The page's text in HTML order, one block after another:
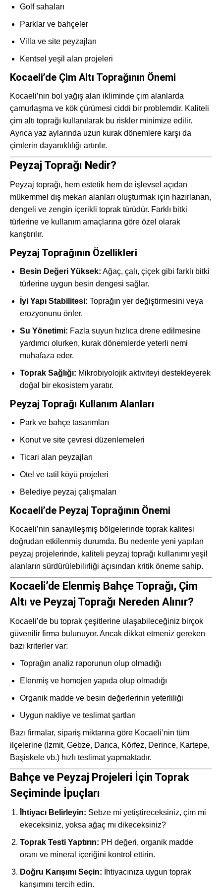
Golf sahaları
Parklar ve bahçeler
Villa ve site peyzajları
Kentsel yeşil alan projeleri
Kocaeli’de Çim Altı Toprağının Önemi
Kocaeli’nin bol yağış alan ikliminde çim alanlarda
çamurlaşma ve kök çürümesi ciddi bir problemdir. Kaliteli
çim altı toprağı kullanılarak bu riskler minimize edilir.
Ayrıca yaz aylarında uzun kurak dönemlere karşı da
çimlerin dayanıklılığı artırılır.
Peyzaj Toprağı Nedir?
Peyzaj toprağı, hem estetik hem de işlevsel açıdan
mükemmel dış mekan alanları oluşturmak için hazırlanan,
dengeli ve zengin içerikli toprak türüdür. Farklı bitki
türlerine ve kullanım amaçlarına göre özel olarak
karıştırılır.
Peyzaj Toprağının Özellikleri
Besin Değeri Yüksek: Ağaç, çalı, çiçek gibi farklı bitki
türlerine uygun besin dengesi sağlar.
İyi Yapı Stabilitesi: Toprağın yer değiştirmesini veya
erozyonunu önler.
Su Yönetimi: Fazla suyun hızlıca drene edilmesine
yardımcı olurken, kurak dönemlerde yeterli nemi
muhafaza eder.
Toprak Sağlığı: Mikrobiyolojik aktiviteyi destekleyerek
doğal bir ekosistem yaratır.
Peyzaj Toprağı Kullanım Alanları
Park ve bahçe tasarımları
Konut ve site çevresi düzenlemeleri
Ticari alan peyzajları
Otel ve tatil köyü projeleri
Belediye peyzaj çalışmaları
Kocaeli’de Peyzaj Toprağının Önemi
Kocaeli’nin sanayileşmiş bölgelerinde toprak kalitesi
doğrudan etkilenmiş durumda. Bu nedenle yeni yapılan
peyzaj projelerinde, kaliteli peyzaj toprağı kullanımı yeşil
alanların sürdürülebilirliği açısından kritik öneme sahip.
Kocaeli’de Elenmiş Bahçe Toprağı, Çim
Altı ve Peyzaj Toprağı Nereden Alınır?
Kocaeli’de bu toprak çeşitlerine ulaşabileceğiniz birçok
güvenilir firma bulunuyor. Ancak dikkat etmeniz gereken
bazı kriterler var:
Toprağın analiz raporunun olup olmadığı
Elenmiş ve homojen yapıda olup olmadığı
Organik madde ve besin değerlerinin yeterliliği
Uygun nakliye ve teslimat şartları
Bazı firmalar, sipariş miktarına göre Kocaeli’nin tüm
ilçelerine (İzmit, Gebze, Darıca, Körfez, Derince, Kartepe,
Başiskele vb.) hızlı teslimat yapmaktadır.
Bahçe ve Peyzaj Projeleri İçin Toprak
Seçiminde İpuçları
İhtiyacı Belirleyin: Sebze mi yetiştireceksiniz, çim mi
ekeceksiniz, yoksa ağaç mı dikeceksiniz?
Toprak Testi Yaptırın: PH değeri, organik madde
oranı ve mineral içeriğini kontrol ettirin.
Doğru Karışımı Seçin: İhtiyacınıza uygun toprak
karışımını tercih edin.